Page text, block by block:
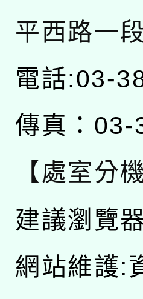
平西路一
電話:03-
傳真：03-
【處室分
建議瀏覽
網站維護: